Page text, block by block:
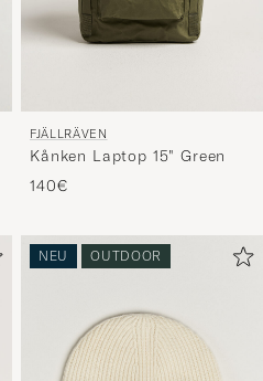
FJÄLLRÄVEN
Kånken Laptop 15" Green
140€
NEU OUTDOOR